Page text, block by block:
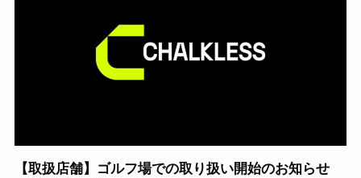
【取扱店舗】ゴルフ場での取り扱い開始のお知らせ